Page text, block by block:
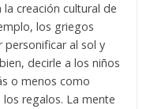
creación cultural de
los griegos
al sol y
decirle a los niños
o menos como
regalos. La mente